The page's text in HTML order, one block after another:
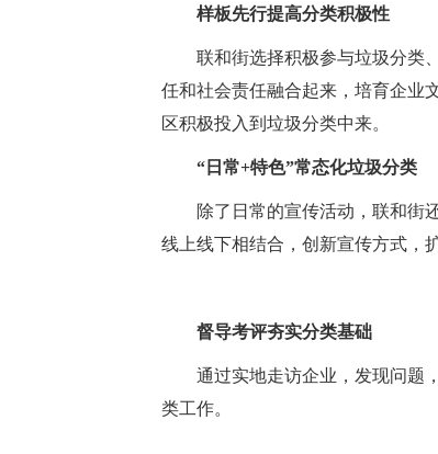
样板先行提高分类积极性
联和街选择积极参与垃圾分类、
任和社会责任融合起来，培育企业
区积极投入到垃圾分类中来。
“日常+特色”常态化垃圾分类
除了日常的宣传活动，联和街还
线上线下相结合，创新宣传方式，
督导考评夯实分类基础
通过实地走访企业，发现问题，
类工作。